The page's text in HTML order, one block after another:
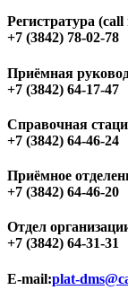
Регистратура (call
+7 (3842) 78-02-78
Приёмная
+7 (3842) 64-17-47
Справочная
+7 (3842) 64-46-24
Приёмное
+7 (3842) 64-46-20
Отдел
+7 (3842) 64-31-31
E-mail:plat-